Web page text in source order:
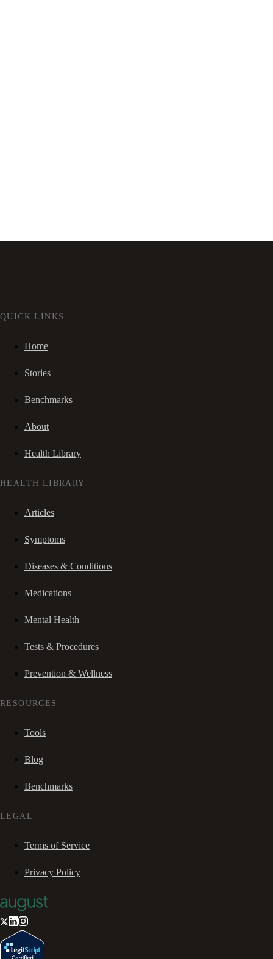
QUICK LINKS
Home
Stories
Benchmarks
About
Health Library
HEALTH LIBRARY
Articles
Symptoms
Diseases & Conditions
Medications
Mental Health
Tests & Procedures
Prevention & Wellness
RESOURCES
Tools
Blog
Benchmarks
LEGAL
Terms of Service
Privacy Policy